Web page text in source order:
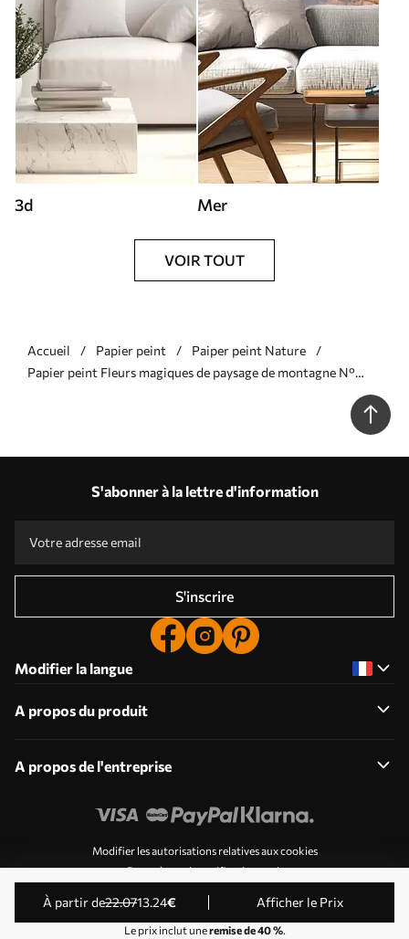
à partir de22.0713.24€ Afficher le Prix
Le prix inclut uneremise de 40 %.
3d Mer
VOIR TOUT
Accueil Papier peint
Paiper peint Nature
Papier peint Fleurs magiques de paysage de montagne N°
S'abonner à la lettre d'information
S'inscrire
Modifier la langue
A propos du produit
A propos de l'entreprise
Modifier les autorisations relatives aux cookies
Paramètres de notification push
© 2011-2026 Uwalls . Tous droits réservés. Exploité par
KLW Sp. z o.o. Numéro de TVA : PL9223057591.